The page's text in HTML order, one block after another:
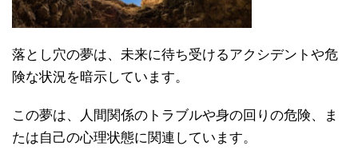
落とし穴の夢は、未来に待ち受けるアクシデントや危
険な状況を暗示しています。
この夢は、人間関係のトラブルや身の回りの危険、ま
たは自己の心理状態に関連しています。